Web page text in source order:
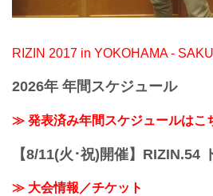
RIZIN 2017 in YOKOHAMA -
2026年 年間スケジュール
≫ 発表済み年間スケジュールはこ
【8/11(火･祝)開催】RIZIN.54
≫ 大会情報／チケット